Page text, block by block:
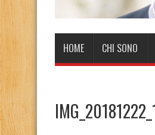
HOME CHI SONO